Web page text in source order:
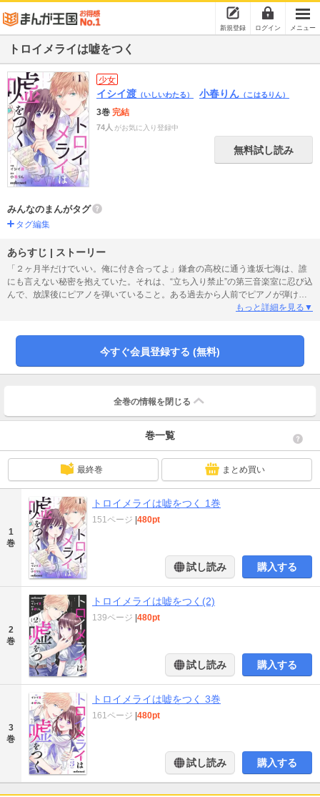
新規登録 ログイン メニュー
トロイメライは嘘をつく
少女
イシイ渡 （いしいわたる） 小春りん （こはるりん）
3巻 完結
74人 がお気に入り登録中
無料試し読み
みんなのまんがタグ
タグ編集
あらすじ | ストーリー
「２ヶ月半だけでいい。俺に付き合ってよ」鎌倉の高校に通う逢坂七海は、誰
にも言えない秘密を抱えていた。それは、“立ち入り禁止”の第三音楽室に忍び込
んで、放課後にピアノを弾いていること。ある過去から人前でピアノが弾けな
くなった七海にとっては大切な時間だったけれど、ある日見知らぬ男子生徒に
を迫ってきて――？鎌倉、夕暮れ、音楽室。秘密を抱える少年少女、２人だけ
の特別な時間が始まる――。(この作品は電子コミック誌noicomi vol.14、16、
18、20に収録されています。重複購入にご注意ください)
もっと詳細を見る▼
今すぐ会員登録する (無料)
全巻の情報を 閉じる
巻一覧
最終巻 まとめ買い
1
巻
トロイメライは嘘をつく 1巻
151ページ 480pt
試し読み 購入する
2
巻
トロイメライは嘘をつく(2)
139ページ 480pt
試し読み 購入する
3
巻
トロイメライは嘘をつく 3巻
161ページ 480pt
試し読み 購入する